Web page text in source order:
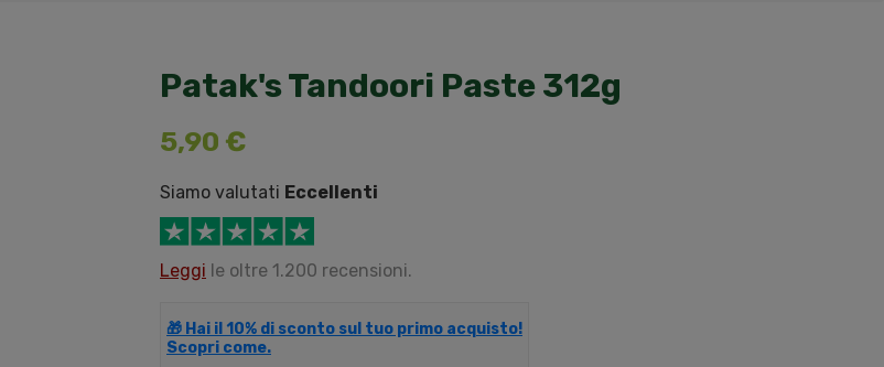
Patak's Tandoori Paste 312g
5,90 €
Siamo valutati Eccellenti
Leggi le oltre 1.200 recensioni.
🎁 Hai il 10% di sconto sul tuo primo acquisto!
Scopri come.